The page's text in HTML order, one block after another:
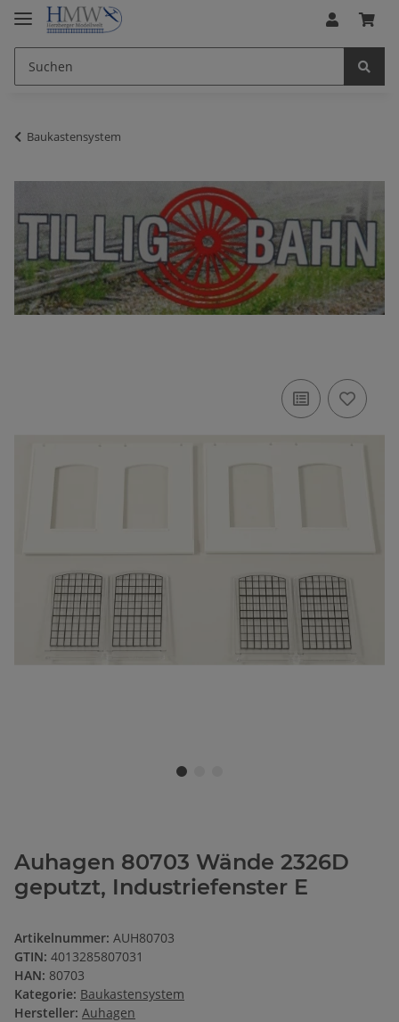
Baukastensystem
Auhagen 80703 Wände 2326D
geputzt, Industriefenster E
Artikelnummer: AUH80703
GTIN: 4013285807031
HAN: 80703
Kategorie: Baukastensystem
Hersteller: Auhagen